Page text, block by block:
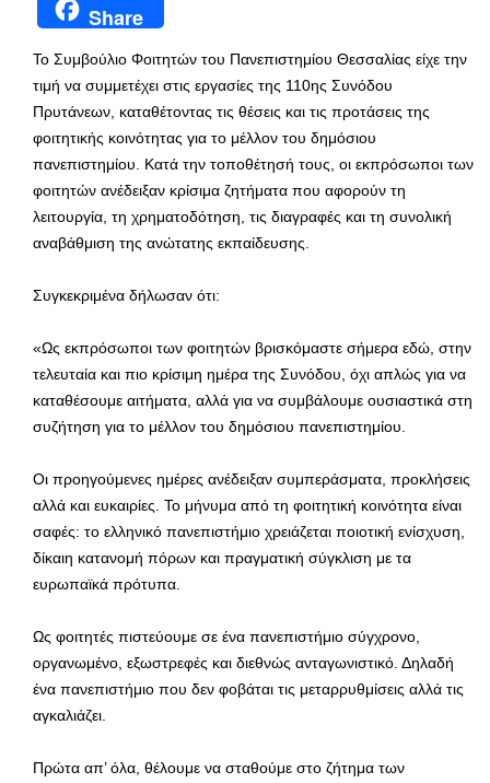
Share
Το Συμβούλιο Φοιτητών του Πανεπιστημίου Θεσσαλίας είχε την
τιμή να συμμετέχει στις εργασίες της 110ης Συνόδου
Πρυτάνεων, καταθέτοντας τις θέσεις και τις προτάσεις της
φοιτητικής κοινότητας για το μέλλον του δημόσιου
πανεπιστημίου. Κατά την τοποθέτησή τους, οι εκπρόσωποι των
φοιτητών ανέδειξαν κρίσιμα ζητήματα που αφορούν τη
λειτουργία, τη χρηματοδότηση, τις διαγραφές και τη συνολική
αναβάθμιση της ανώτατης εκπαίδευσης.
Συγκεκριμένα δήλωσαν ότι:
«Ως εκπρόσωποι των φοιτητών βρισκόμαστε σήμερα εδώ, στην
τελευταία και πιο κρίσιμη ημέρα της Συνόδου, όχι απλώς για να
καταθέσουμε αιτήματα, αλλά για να συμβάλουμε ουσιαστικά στη
συζήτηση για το μέλλον του δημόσιου πανεπιστημίου.
Οι προηγούμενες ημέρες ανέδειξαν συμπεράσματα, προκλήσεις
αλλά και ευκαιρίες. Το μήνυμα από τη φοιτητική κοινότητα είναι
σαφές: το ελληνικό πανεπιστήμιο χρειάζεται ποιοτική ενίσχυση,
δίκαιη κατανομή πόρων και πραγματική σύγκλιση με τα
ευρωπαϊκά πρότυπα.
Ως φοιτητές πιστεύουμε σε ένα πανεπιστήμιο σύγχρονο,
οργανωμένο, εξωστρεφές και διεθνώς ανταγωνιστικό. Δηλαδή
ένα πανεπιστήμιο που δεν φοβάται τις μεταρρυθμίσεις αλλά τις
αγκαλιάζει.
Πρώτα απ’ όλα, θέλουμε να σταθούμε στο ζήτημα των